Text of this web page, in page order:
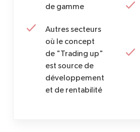
de gamme
Autres secteurs
où le concept
de "Trading up"
est source de
développement
et de rentabilité